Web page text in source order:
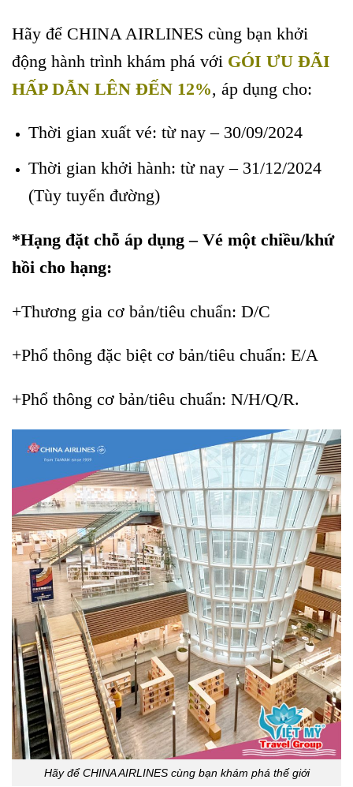
Hãy để CHINA AIRLINES cùng bạn khởi
động hành trình khám phá với GÓI ƯU ĐÃI
HẤP DẪN LÊN ĐẾN 12%, áp dụng cho:
Thời gian xuất vé: từ nay – 30/09/2024
Thời gian khởi hành: từ nay – 31/12/2024
(Tùy tuyến đường)
*Hạng đặt chỗ áp dụng – Vé một chiều/khứ
hồi cho hạng:
+Thương gia cơ bản/tiêu chuẩn: D/C
+Phổ thông đặc biệt cơ bản/tiêu chuẩn: E/A
+Phổ thông cơ bản/tiêu chuẩn: N/H/Q/R.
Hãy để CHINA AIRLINES cùng bạn khám phá thế giới